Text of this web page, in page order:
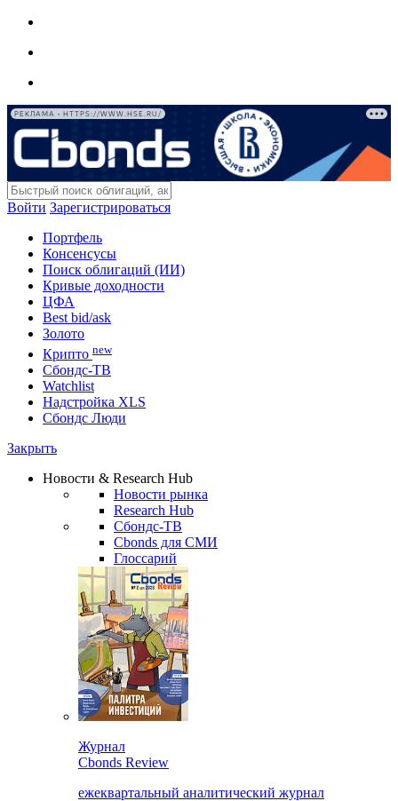
РЕКЛАМА • HTTPS://WWW.HSE.RU/
Войти Зарегистрироваться
Портфель
Консенсусы
Поиск облигаций (ИИ)
Кривые доходности
ЦФА
Best bid/ask
Золото
Крипто new
Сбондс-ТВ
Watchlist
Надстройка XLS
Сбондс Люди
Закрыть
Новости & Research Hub
Новости рынка
Research Hub
Сбондс-ТВ
Cbonds для СМИ
Глоссарий
Журнал
Cbonds Review
ежеквартальный аналитический журнал